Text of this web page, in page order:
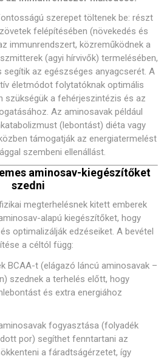
szerepet töltenek be: részt
felépítésében (növekedés és
immunrendszert, közreműködnek a
(agyi hírvivők) termelésében,
az egészséges anyagcserét. A
életmódot folytatóknak optimális
szükségük a fehérjeszintézis és az
Az aminosavak például
(lebontást) diéta vagy
támogatják az energiatermelést
szembeni ellenállást.
aminosav-kiegészítőket
szedni
megterhelésnek kitett emberek
alapú kiegészítőket, hogy
optimalizálják edzéseiket. A bevétel
a céltól függ:
BCAA-t (elágazó láncú aminosavak –
szednek a terhelés előtt, hogy
és extra energiához
fogyasztása (folyadék
por) segíthet fenntartani az
a fáradtságérzetet, így